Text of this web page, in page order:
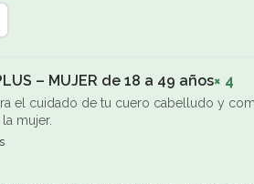
– MUJER de 18 a 49 años× 4
el cuidado de tu cuero cabelludo y
mujer.